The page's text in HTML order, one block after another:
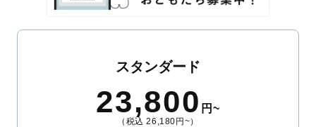
スタンダード
23,800 円~
（税込 26,180円~）